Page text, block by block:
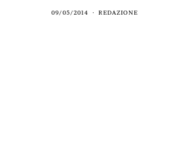
09/05/2014 REDAZIONE